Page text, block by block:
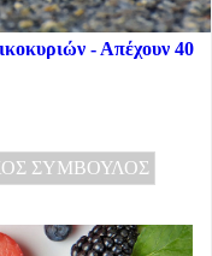
- Απέχουν 40
ΣΥΜΒΟΥΛΟΣ